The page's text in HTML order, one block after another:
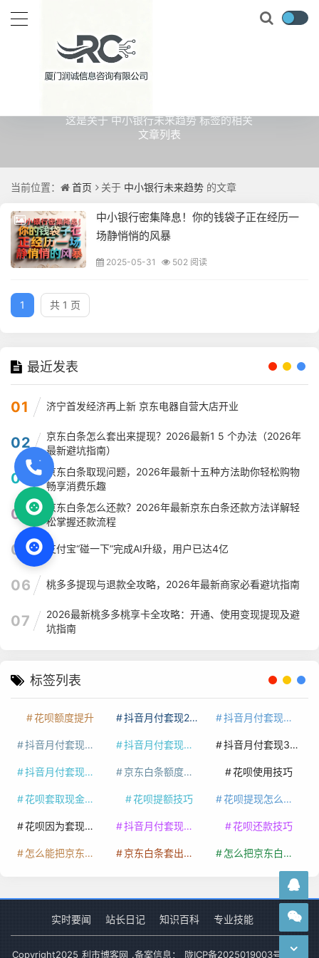
关于中小银行未来趋势
这是关于 中小银行未来趋势 标签的相关
文章列表
当前位置： 首页 关于 中小银行未来趋势 的文章
中小银行密集降息！你的钱袋子正在经历一
场静悄悄的风暴
2025-05-31 502 阅读
1 共 1 页
最近发表
01 济宁首发经济再上新 京东电器自营大店开业
02
京东白条怎么套出来提现？2026最新1 5 个办法（2026年
最新避坑指南）
03
京东白条取现问题，2026年最新十五种方法助你轻松购物
畅享消费乐趣
04
京东白条怎么还款？2026年最新京东白条还款方法详解轻
松掌握还款流程
05 支付宝“碰一下”完成AI升级，用户已达4亿
06 桃多多提现与退款全攻略，2026年最新商家必看避坑指南
07
2026最新桃多多桃享卡全攻略：开通、使用变现提现及避
坑指南
标签列表
花呗额度提升 抖音月付套现24小时接单 抖音月付套现怎么套
抖音月付套现多少手续费 抖音月付套现商家有哪些 抖音月付套现30秒技巧
抖音月付套现最新方法 京东白条额度提升 花呗使用技巧
花呗套取现金最佳方法 花呗提额技巧 花呗提现怎么操作
花呗因为套现被限额了这种情况要多久才会好 抖音月付套现秒回100起 花呗还款技巧
怎么能把京东白条额度钱套出来 京东白条套出来手续费多少 怎么把京东白条的钱取出来
实时要闻 站长日记 知识百科 专业技能
Copyright2025 利市博客网 .备案信息： 陇ICP备2025019003号-1